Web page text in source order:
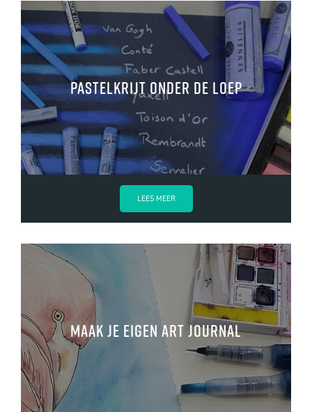
Pastelkrijt onder de loep
LEES MEER
Maak je eigen art journal